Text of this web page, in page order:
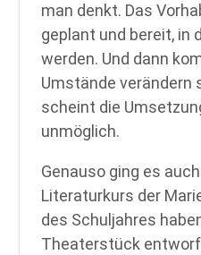
man denkt. Das
geplant und bereit, in
werden. Und dann
Umstände verändern
scheint die
unmöglich.
Genauso ging es
Literaturkurs der
des Schuljahres
Theaterstück